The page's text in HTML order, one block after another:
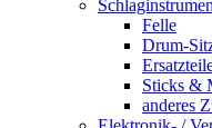
Felle
Drum-
Sticks &
anderes